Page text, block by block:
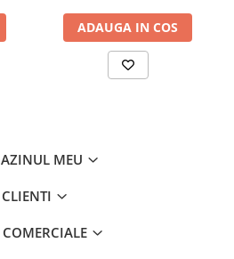
ADAUGA IN COS
MEU
CLIENTI
COMERCIALE